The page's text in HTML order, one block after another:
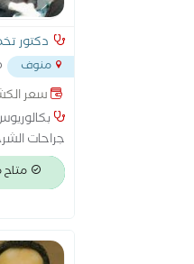
دكتور
منوف
سعر
جراحات
متاح من